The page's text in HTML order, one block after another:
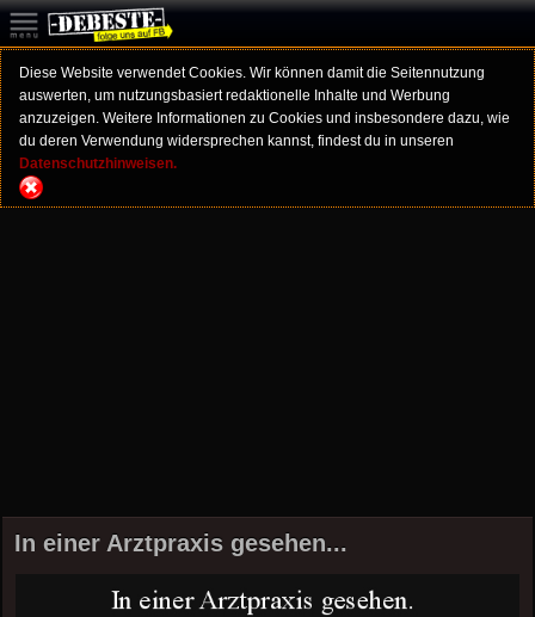
Diese Website verwendet Cookies. Wir können damit die Seitennutzung
auswerten, um nutzungsbasiert redaktionelle Inhalte und Werbung
anzuzeigen. Weitere Informationen zu Cookies und insbesondere dazu, wie
du deren Verwendung widersprechen kannst, findest du in unseren
Datenschutzhinweisen.
In einer Arztpraxis gesehen...